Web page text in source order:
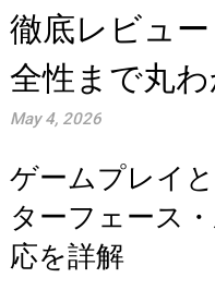
徹底レビュ
全性まで丸わ
May 4, 2026
ゲームプレイ
ターフェース
応を詳解